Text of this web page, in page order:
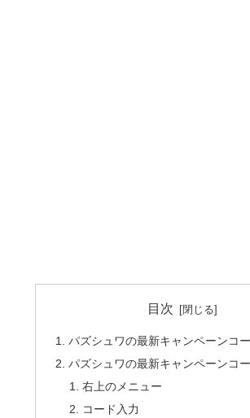
目次
パズシュワの最新キャンペーンコ
パズシュワの最新キャンペーンコ
右上のメニュー
コード入力